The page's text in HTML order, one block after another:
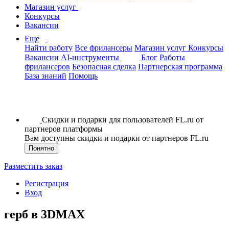
Магазин услуг
Конкурсы
Вакансии
Еще
Найти работу Все фрилансеры Магазин услуг Конкурсы
Вакансии AI-инструменты Блог Работы
фрилансеров Безопасная сделка Партнерская программа
База знаний Помощь
Скидки и подарки для пользователей FL.ru от
партнеров платформы
Вам доступны скидки и подарки от партнеров FL.ru
Понятно
Разместить заказ
Регистрация
Вход
герб в 3DMAX